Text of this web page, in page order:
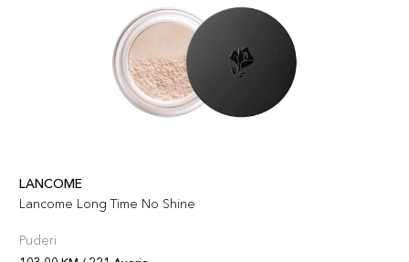
LANCOME
Lancome Long Time No Shine
Puderi